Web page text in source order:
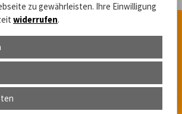
Naturpark Zittauer Gebirge GmbH
- 549940
gebirge.com
zu gewährleisten. Ihre Einwilligung
widerrufen.